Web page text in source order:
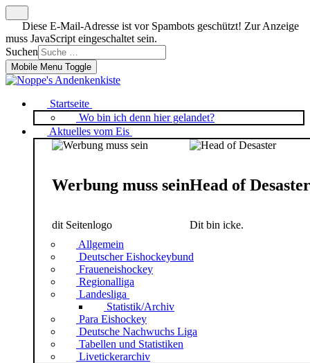
Diese E-Mail-Adresse ist vor Spambots geschützt! Zur Anzeige
muss JavaScript eingeschaltet sein.
Suchen
Mobile Menu Toggle
Startseite
Wo bin ich denn hier gelandet?
Aktuelles vom Eis
Werbung muss sein
dit Seitenlogo
Head of Desaster
Dit bin icke.
Allgemein
Deutscher Eishockeybund
Fraueneishockey
Regionalliga
Landesliga
Statistik/Archiv
Para Eishockey
Deutsche Nachwuchs Liga
Tabellen und Statistiken
Livetickerarchiv